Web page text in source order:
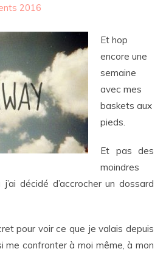
2016
Et hop
encore une
semaine
avec mes
baskets aux
pieds.
Et pas des
moindres
décidé d’accrocher un dossard
pour voir ce que je valais depuis
confronter à moi même, à mon